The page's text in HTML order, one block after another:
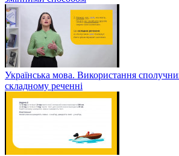
Українська мова. Використання
складному реченні